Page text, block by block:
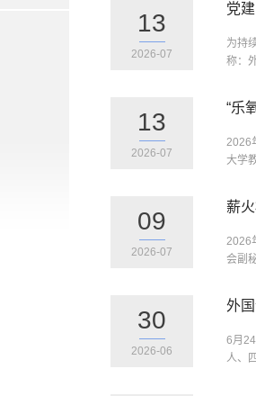
13
2026-07
党
为持
称：
13
2026-07
“乐
2026
大学
09
2026-07
薪
2026
会副
30
2026-06
外
6月
人、